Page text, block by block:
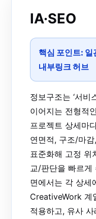
IA·SEO
핵심 포인트: 일
내부링크 허브
정보구조는 ‘서
이어지는 전형적
프로젝트 상세마
연면적, 구조/마
표준화해 고정 위
교/판단을 빠르게
면에서는 각 상세
CreativeWork 계
적용하고, 유사 사